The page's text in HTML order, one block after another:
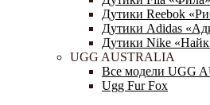
Дутики Reebok
Дутики Adidas
Дутики Nike
UGG AUSTRALIA
Все модели UGG
Ugg Fur Fox